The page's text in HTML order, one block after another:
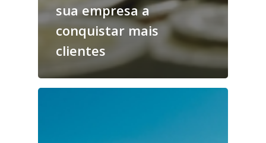
sua empresa a
conquistar mais
clientes